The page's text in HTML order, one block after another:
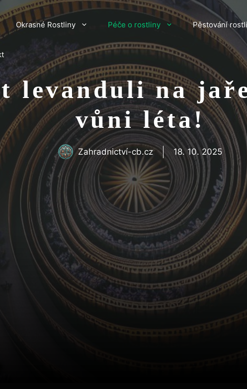
Okrasné Rostliny Péče o rostliny Pěstování
levanduli na
vůni léta!
Zahradnictví-cb.cz 18. 10. 2025